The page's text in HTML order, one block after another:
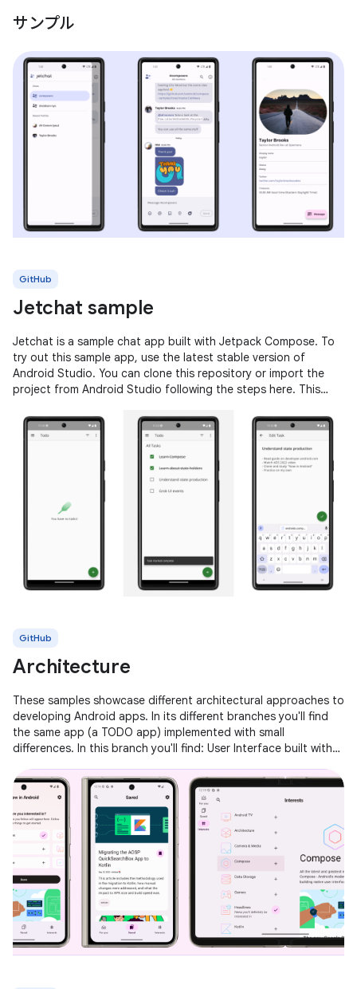
サンプル
GitHub
Jetchat sample
Jetchat is a sample chat app built with Jetpack Compose. To
try out this sample app, use the latest stable version of
Android Studio. You can clone this repository or import the
project from Android Studio following the steps here. This
GitHub
Architecture
These samples showcase different architectural approaches to
developing Android apps. In its different branches you'll find
the same app (a TODO app) implemented with small
differences. In this branch you'll find: User Interface built with